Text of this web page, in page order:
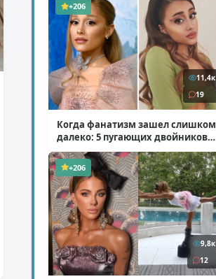
+206
11,4к
19
Когда фанатизм зашел слишком
далеко: 5 пугающих двойников
звезд( 10 фото )
+206
9,8к
12